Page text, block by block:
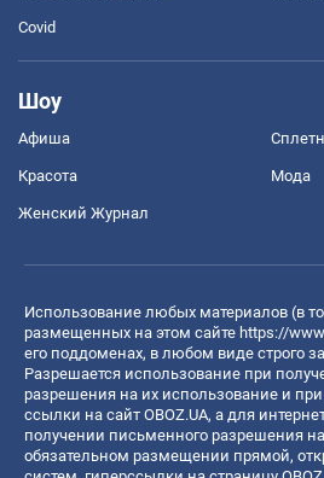
Covid
Шоу
Афиша
Красота Мода
Женский Журнал
Использование любых материалов (в
размещенных на этом сайте https://
его поддоменах, в любом виде строго
Разрешается использование при
разрешения на их использование и
ссылки на сайт OBOZ.UA, а для
получении письменного разрешения
обязательном размещении прямой,